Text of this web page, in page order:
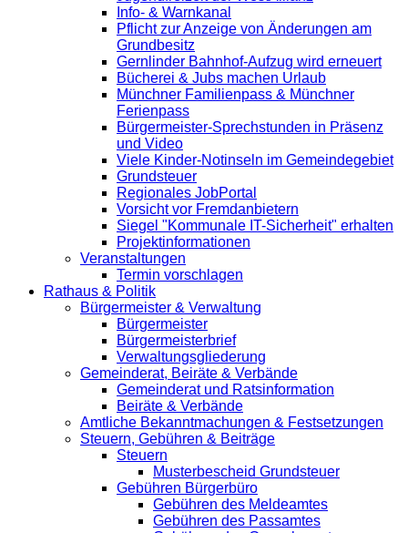
Info- & Warnkanal
Pflicht zur Anzeige von Änderungen am
Grundbesitz
Gernlinder Bahnhof-Aufzug wird erneuert
Bücherei & Jubs machen Urlaub
Münchner Familienpass & Münchner
Ferienpass
Bürgermeister-Sprechstunden in Präsenz
und Video
Viele Kinder-Notinseln im Gemeindegebiet
Grundsteuer
Regionales JobPortal
Vorsicht vor Fremdanbietern
Siegel "Kommunale IT-Sicherheit" erhalten
Projektinformationen
Veranstaltungen
Termin vorschlagen
Rathaus & Politik
Bürgermeister & Verwaltung
Bürgermeister
Bürgermeisterbrief
Verwaltungsgliederung
Gemeinderat, Beiräte & Verbände
Gemeinderat und Ratsinformation
Beiräte & Verbände
Amtliche Bekanntmachungen & Festsetzungen
Steuern, Gebühren & Beiträge
Steuern
Musterbescheid Grundsteuer
Gebühren Bürgerbüro
Gebühren des Meldeamtes
Gebühren des Passamtes